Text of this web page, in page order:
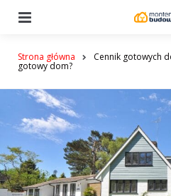
Strona główna Cennik gotowych
gotowy dom?